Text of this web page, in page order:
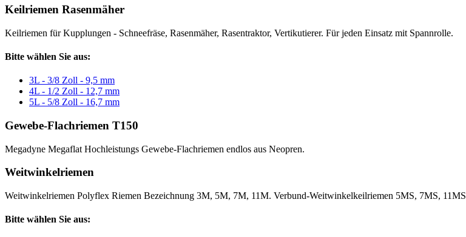
Keilriemen Rasenmäher
Keilriemen für Kupplungen - Schneefräse, Rasenmäher, Rasentraktor, Vertikutierer. Für jeden Einsatz mit Spannrolle.
Bitte wählen Sie aus:
3L - 3/8 Zoll - 9,5 mm
4L - 1/2 Zoll - 12,7 mm
5L - 5/8 Zoll - 16,7 mm
Gewebe-Flachriemen T150
Megadyne Megaflat Hochleistungs Gewebe-Flachriemen endlos aus Neopren.
Weitwinkelriemen
Weitwinkelriemen Polyflex Riemen Bezeichnung 3M, 5M, 7M, 11M. Verbund-Weitwinkelkeilriemen 5MS, 7MS, 11MS
Bitte wählen Sie aus: